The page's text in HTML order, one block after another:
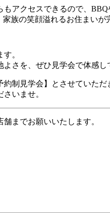
アクセスできるので、
族の笑顔溢れるお住まいが
。
さを、ぜひ見学会で体感
制見学会】とさせていただ
いませ。
までお願いいたします。